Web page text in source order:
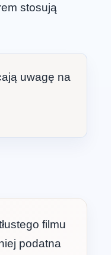
stosują
uwagę na
filmu
podatna